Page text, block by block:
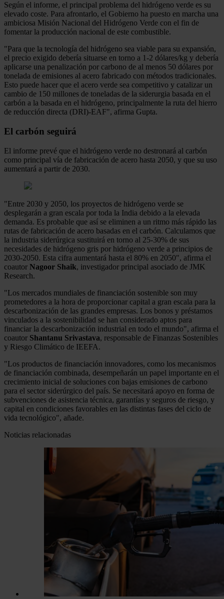
Según el informe, el principal problema del hidrógeno verde es su
elevado coste. Para afrontarlo, el Gobierno ha puesto en marcha una
ambiciosa Misión Nacional del Hidrógeno Verde con el fin de
fomentar la producción nacional de este combustible.
"Para que la tecnología del hidrógeno sea viable para su expansión,
el precio exigido debería situarse en torno a 1-2 dólares/kg y debería
aplicarse una penalización por carbono de al menos 50 dólares por
tonelada de emisiones al acero fabricado con métodos tradicionales.
Esto puede hacer que el acero verde sea competitivo y catalizar un
cambio de 150 millones de toneladas de la siderurgia basada en el
carbón a la basada en el hidrógeno, principalmente la ruta del hierro
de reducción directa (DRI)-EAF", afirma Gupta.
El carbón seguirá
El informe prevé que el hidrógeno verde no destronará al carbón
como principal vía de fabricación de acero hasta 2050, y que su uso
aumentará a partir de 2030.
"Entre 2030 y 2050, los proyectos de hidrógeno verde se
desplegarán a gran escala por toda la India debido a la elevada
demanda. Es probable que así se eliminen a un ritmo más rápido las
rutas de fabricación de acero basadas en el carbón. Calculamos que
la industria siderúrgica sustituirá en torno al 25-30% de sus
necesidades de hidrógeno gris por hidrógeno verde a principios de
2030-2050. Esta cifra aumentará hasta el 80% en 2050", afirma el
coautor Nagoor Shaik, investigador principal asociado de JMK
Research.
"Los mercados mundiales de financiación sostenible son muy
prometedores a la hora de proporcionar capital a gran escala para la
descarbonización de las grandes empresas. Los bonos y préstamos
vinculados a la sostenibilidad se han considerado aptos para
financiar la descarbonización industrial en todo el mundo", afirma el
coautor Shantanu Srivastava, responsable de Finanzas Sostenibles
y Riesgo Climático de IEEFA.
"Los productos de financiación innovadores, como los mecanismos
de financiación combinada, desempeñarán un papel importante en el
crecimiento inicial de soluciones con bajas emisiones de carbono
para el sector siderúrgico del país. Se necesitará apoyo en forma de
subvenciones de asistencia técnica, garantías y seguros de riesgo, y
capital en condiciones favorables en las distintas fases del ciclo de
vida tecnológico", añade.
Noticias relacionadas